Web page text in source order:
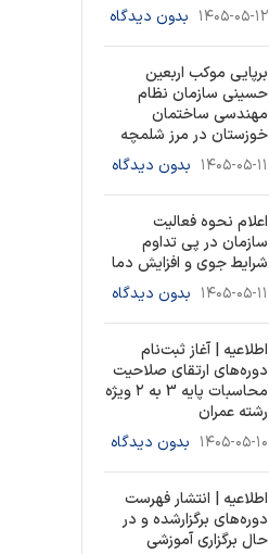
۱۴۰۵-۰۵-۱۲ بدون دیدگاه
برپایی موکب اربعین
حسینی سازمان نظام
مهندسی ساختمان
خوزستان در مرز شلمچه
۱۴۰۵-۰۵-۱۱ بدون دیدگاه
اعلام نحوه فعالیت
سازمان در پی تداوم
شرایط جوی و افزایش دما
۱۴۰۵-۰۵-۱۱ بدون دیدگاه
اطلاعیه | آغاز ثبت‌نام
دوره‌های ارتقای صلاحیت
محاسبات پایه 3 به ۲ ویژه
رشته عمران
۱۴۰۵-۰۵-۱۰ بدون دیدگاه
اطلاعیه | انتشار فهرست
دوره‌های برگزارشده و در
حال برگزاری آموزشی